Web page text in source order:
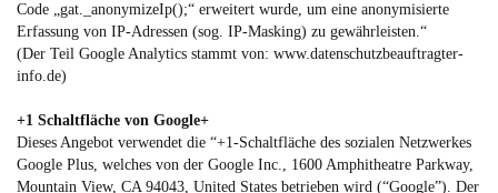
Code „gat._anonymizeIp();“ erweitert wurde, um eine anonymisierte
Erfassung von IP-Adressen (sog. IP-Masking) zu gewährleisten.“
(Der Teil Google Analytics stammt von: www.datenschutzbeauftragter-
info.de)
+1 Schaltfläche von Google+
Dieses Angebot verwendet die “+1-Schaltfläche des sozialen Netzwerkes
Google Plus, welches von der Google Inc., 1600 Amphitheatre Parkway,
Mountain View, CA 94043, United States betrieben wird (“Google”). Der